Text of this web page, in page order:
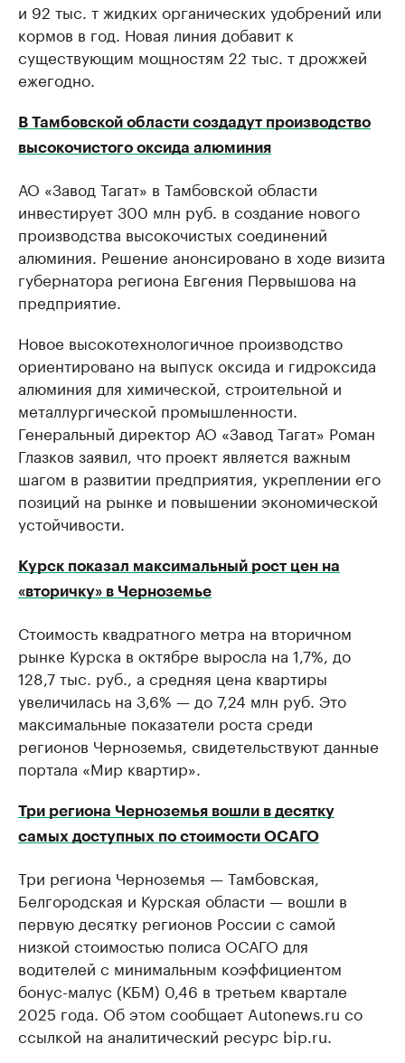
и 92 тыс. т жидких органических удобрений или
кормов в год. Новая линия добавит к
существующим мощностям 22 тыс. т дрожжей
ежегодно.
В Тамбовской области создадут производство
высокочистого оксида алюминия
АО «Завод Тагат» в Тамбовской области
инвестирует 300 млн руб. в создание нового
производства высокочистых соединений
алюминия. Решение анонсировано в ходе визита
губернатора региона Евгения Первышова на
предприятие.
Новое высокотехнологичное производство
ориентировано на выпуск оксида и гидроксида
алюминия для химической, строительной и
металлургической промышленности.
Генеральный директор АО «Завод Тагат» Роман
Глазков заявил, что проект является важным
шагом в развитии предприятия, укреплении его
позиций на рынке и повышении экономической
устойчивости.
Курск показал максимальный рост цен на
«вторичку» в Черноземье
Стоимость квадратного метра на вторичном
рынке Курска в октябре выросла на 1,7%, до
128,7 тыс. руб., а средняя цена квартиры
увеличилась на 3,6% — до 7,24 млн руб. Это
максимальные показатели роста среди
регионов Черноземья, свидетельствуют данные
портала «Мир квартир».
Три региона Черноземья вошли в десятку
самых доступных по стоимости ОСАГО
Три региона Черноземья — Тамбовская,
Белгородская и Курская области — вошли в
первую десятку регионов России с самой
низкой стоимостью полиса ОСАГО для
водителей с минимальным коэффициентом
бонус-малус (КБМ) 0,46 в третьем квартале
2025 года. Об этом сообщает Autonews.ru со
ссылкой на аналитический ресурс bip.ru.